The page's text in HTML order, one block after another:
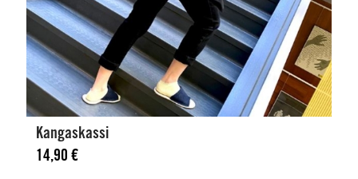
Kangaskassi
14,90 €